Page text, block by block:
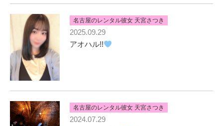
名古屋のレンタル彼女 天宮さつき
2025.09.29
アオハル!!
名古屋のレンタル彼女 天宮さつき
2024.07.29